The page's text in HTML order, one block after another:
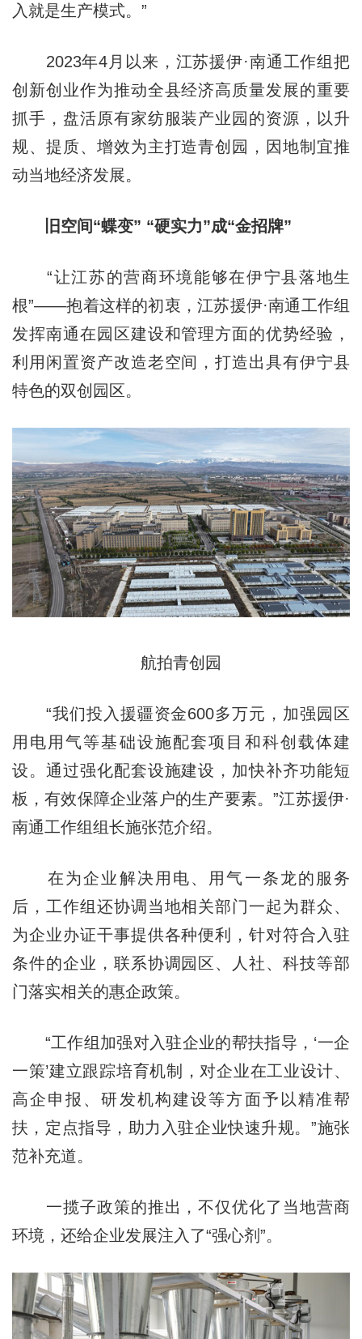
入就是生产模式。”
2023年4月以来，江苏援伊·南通工作组把
创新创业作为推动全县经济高质量发展的重要
抓手，盘活原有家纺服装产业园的资源，以升
规、提质、增效为主打造青创园，因地制宜推
动当地经济发展。
旧空间“蝶变” “硬实力”成“金招牌”
“让江苏的营商环境能够在伊宁县落地生
根”——抱着这样的初衷，江苏援伊·南通工作组
发挥南通在园区建设和管理方面的优势经验，
利用闲置资产改造老空间，打造出具有伊宁县
特色的双创园区。
航拍青创园
“我们投入援疆资金600多万元，加强园区
用电用气等基础设施配套项目和科创载体建
设。通过强化配套设施建设，加快补齐功能短
板，有效保障企业落户的生产要素。”江苏援伊·
南通工作组组长施张范介绍。
在为企业解决用电、用气一条龙的服务
后，工作组还协调当地相关部门一起为群众、
为企业办证干事提供各种便利，针对符合入驻
条件的企业，联系协调园区、人社、科技等部
门落实相关的惠企政策。
“工作组加强对入驻企业的帮扶指导，‘一企
一策’建立跟踪培育机制，对企业在工业设计、
高企申报、研发机构建设等方面予以精准帮
扶，定点指导，助力入驻企业快速升规。”施张
范补充道。
一揽子政策的推出，不仅优化了当地营商
环境，还给企业发展注入了“强心剂”。